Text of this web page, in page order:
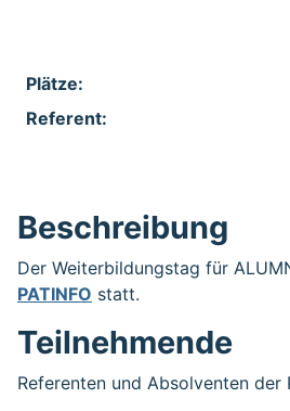
Plätze:
Referent:
Beschreibung
Der Weiterbildungstag für
PATINFO statt.
Teilnehmende
Referenten und Absolventen